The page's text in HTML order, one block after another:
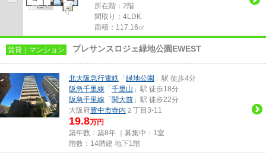
所在階：2階
間取り：4LDK
面積：117.16㎡
賃貸｜マンション プレサンスロジェ緑地公園EWEST
北大阪急行電鉄 「 緑地公園 」駅 徒歩4分
阪急千里線 「 千里山 」駅 徒歩18分
阪急千里線 「 関大前 」駅 徒歩22分
大阪府豊中市寺内 ２丁目3-11
19.8万円
築年数：築8年 ｜募集中： 1室
階数：14階建 地下1階